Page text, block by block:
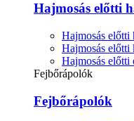
Hajmosás előtti
Hajmosás előtti
Hajmosás előtti
Hajmosás előtti
Fejbőrápolók
Fejbőrápolók